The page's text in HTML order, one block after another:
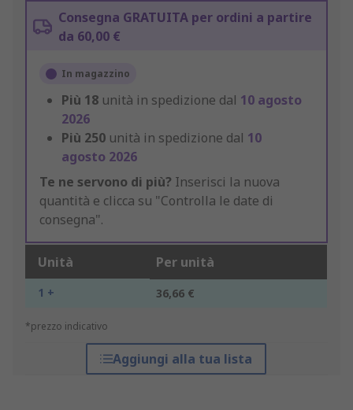
Consegna GRATUITA per ordini a partire
da 60,00 €
In magazzino
Più 18 unità in spedizione dal 10 agosto
2026
Più 250 unità in spedizione dal 10
agosto 2026
Te ne servono di più? Inserisci la nuova
quantità e clicca su "Controlla le date di
consegna".
Unità Per unità
1 + 36,66 €
*prezzo indicativo
Aggiungi alla tua lista